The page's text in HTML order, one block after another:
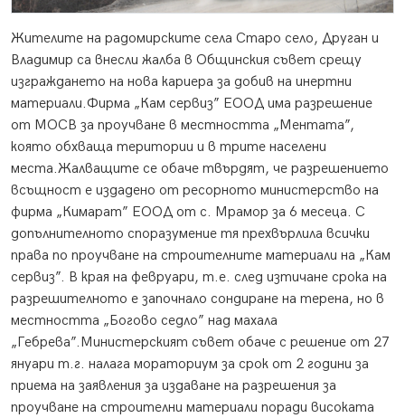
Жителите на радомирските села Старо село, Друган и
Владимир са внесли жалба в Общинския съвет срещу
изграждането на нова кариера за добив на инертни
материали.Фирма „Кам сервиз” ЕООД има разрешение
от МОСВ за проучване в местността „Ментата”,
която обхваща територии и в трите населени
места.Жалващите се обаче твърдят, че разрешението
всъщност е издадено от ресорното министерство на
фирма „Кимарат” ЕООД от с. Мрамор за 6 месеца. С
допълнителното споразумение тя прехвърлила всички
права по проучване на строителните материали на „Кам
сервиз”. В края на февруари, т.е. след изтичане срока на
разрешителното е започнало сондиране на терена, но в
местността „Богово седло” над махала
„Гебрева”.Министерският съвет обаче с решение от 27
януари т.г. налага мораториум за срок от 2 години за
приема на заявления за издаване на разрешения за
проучване на строителни материали поради високата